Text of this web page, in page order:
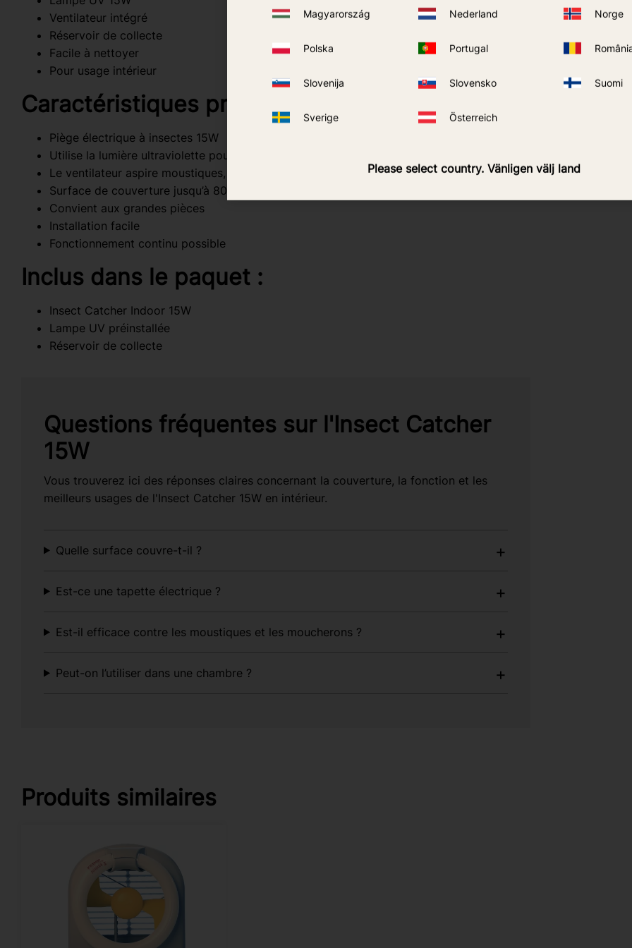
Magyarország Nederland Norge
Polska Portugal
Slovenija Slovensko Suomi
Sverige Österreich
Please select country. Vänligen välj land
Ventilateur intégré
Réservoir de collecte
Facile à nettoyer
Pour usage intérieur
Caractéristiques pratiques
Piège électrique à insectes 15W
Utilise la lumière ultraviolette pour attirer les insectes
Le ventilateur aspire moustiques, moucherons et mouches
Surface de couverture jusqu’à 80 m²
Convient aux grandes pièces
Installation facile
Fonctionnement continu possible
Inclus dans le paquet :
Insect Catcher Indoor 15W
Lampe UV préinstallée
Réservoir de collecte
Questions fréquentes sur l'Insect Catcher
15W
Vous trouverez ici des réponses claires concernant la couverture, la fonction et les
meilleurs usages de l'Insect Catcher 15W en intérieur.
Quelle surface couvre-t-il ?
Est-ce une tapette électrique ?
Est-il efficace contre les moustiques et les moucherons ?
Peut-on l’utiliser dans une chambre ?
Produits similaires